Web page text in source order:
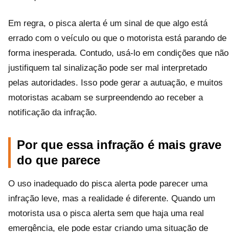
Em regra, o pisca alerta é um sinal de que algo está
errado com o veículo ou que o motorista está parando de
forma inesperada. Contudo, usá-lo em condições que não
justifiquem tal sinalização pode ser mal interpretado
pelas autoridades. Isso pode gerar a autuação, e muitos
motoristas acabam se surpreendendo ao receber a
notificação da infração.
Por que essa infração é mais grave
do que parece
O uso inadequado do pisca alerta pode parecer uma
infração leve, mas a realidade é diferente. Quando um
motorista usa o pisca alerta sem que haja uma real
emergência, ele pode estar criando uma situação de